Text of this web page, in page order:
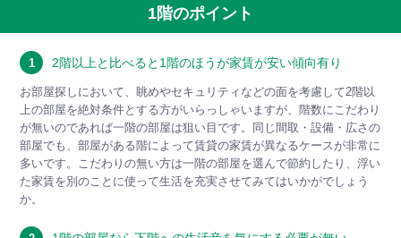
1階のポイント
1 2階以上と比べると1階のほうが家賃が安い傾向有り
お部屋探しにおいて、眺めやセキュリティなどの面を考慮して2階以
上の部屋を絶対条件とする方がいらっしゃいますが、階数にこだわり
が無いのであれば一階の部屋は狙い目です。同じ間取・設備・広さの
部屋でも、部屋がある階によって賃貸の家賃が異なるケースが非常に
多いです。こだわりの無い方は一階の部屋を選んで節約したり、浮い
た家賃を別のことに使って生活を充実させてみてはいかがでしょう
か。